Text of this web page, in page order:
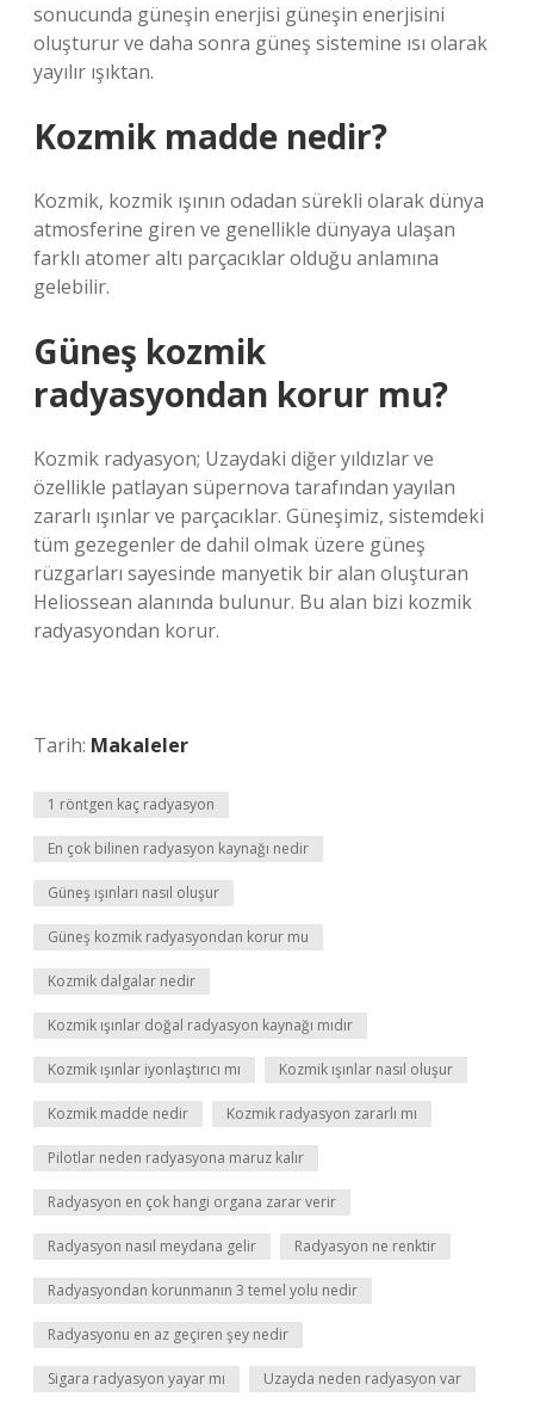
sonucunda güneşin enerjisi güneşin enerjisini
oluşturur ve daha sonra güneş sistemine ısı olarak
yayılır ışıktan.
Kozmik madde nedir?
Kozmik, kozmik ışının odadan sürekli olarak dünya
atmosferine giren ve genellikle dünyaya ulaşan
farklı atomer altı parçacıklar olduğu anlamına
gelebilir.
Güneş kozmik
radyasyondan korur mu?
Kozmik radyasyon; Uzaydaki diğer yıldızlar ve
özellikle patlayan süpernova tarafından yayılan
zararlı ışınlar ve parçacıklar. Güneşimiz, sistemdeki
tüm gezegenler de dahil olmak üzere güneş
rüzgarları sayesinde manyetik bir alan oluşturan
Heliossean alanında bulunur. Bu alan bizi kozmik
radyasyondan korur.
Tarih: Makaleler
1 röntgen kaç radyasyon
En çok bilinen radyasyon kaynağı nedir
Güneş ışınları nasıl oluşur
Güneş kozmik radyasyondan korur mu
Kozmik dalgalar nedir
Kozmik ışınlar doğal radyasyon kaynağı mıdır
Kozmik ışınlar iyonlaştırıcı mı Kozmik ışınlar nasıl oluşur
Kozmik madde nedir Kozmik radyasyon zararlı mı
Pilotlar neden radyasyona maruz kalır
Radyasyon en çok hangi organa zarar verir
Radyasyon nasıl meydana gelir Radyasyon ne renktir
Radyasyondan korunmanın 3 temel yolu nedir
Radyasyonu en az geçiren şey nedir
Sigara radyasyon yayar mı Uzayda neden radyasyon var